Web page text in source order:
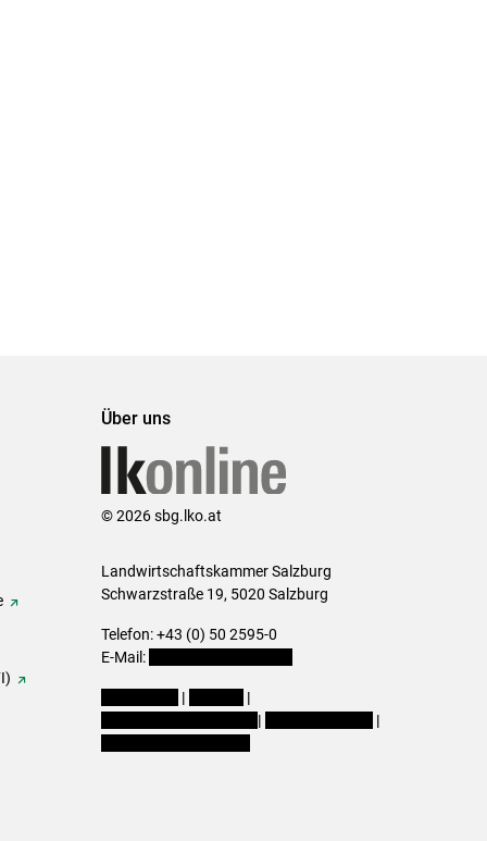
Über uns
© 2026 sbg.lko.at
Landwirtschaftskammer Salzburg
Schwarzstraße 19, 5020 Salzburg
Telefon: +43 (0) 50 2595-0
E-Mail:
|
|
|
|